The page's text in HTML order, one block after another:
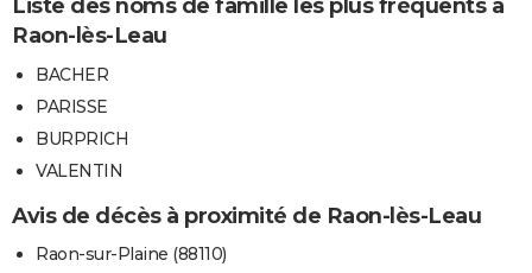
Liste des noms de famille les plus fréquents à
Raon-lès-Leau
BACHER
PARISSE
BURPRICH
VALENTIN
Avis de décès à proximité de Raon-lès-Leau
Raon-sur-Plaine (88110)